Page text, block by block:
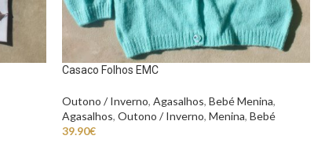
Casaco Folhos EMC
Outono / Inverno, Agasalhos, Bebé Menina,
Agasalhos, Outono / Inverno, Menina, Bebé
39.90€